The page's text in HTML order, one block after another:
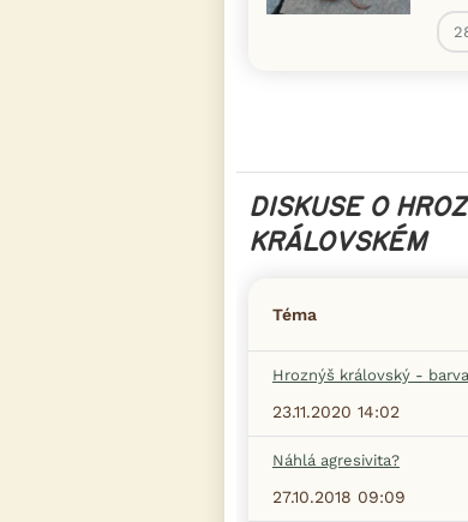
DISKUSE O
KRÁLOVSKÉM
Téma
Hroznýš královský - barva
23.11.2020 14:02
Náhlá agresivita?
27.10.2018 09:09